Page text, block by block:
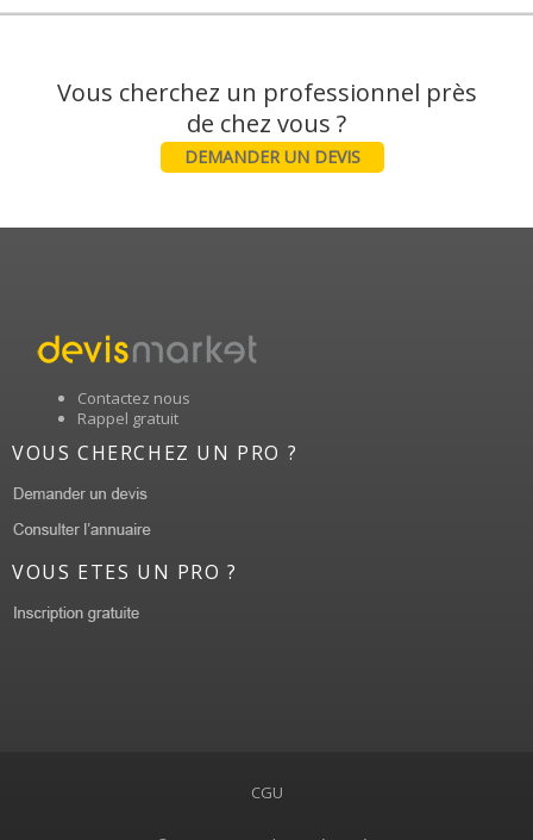
Vous cherchez un professionnel près
DEMANDER UN DEVIS
Contactez nous
Rappel gratuit
VOUS CHERCHEZ UN PRO ?
VOUS ETES UN PRO ?
CGU